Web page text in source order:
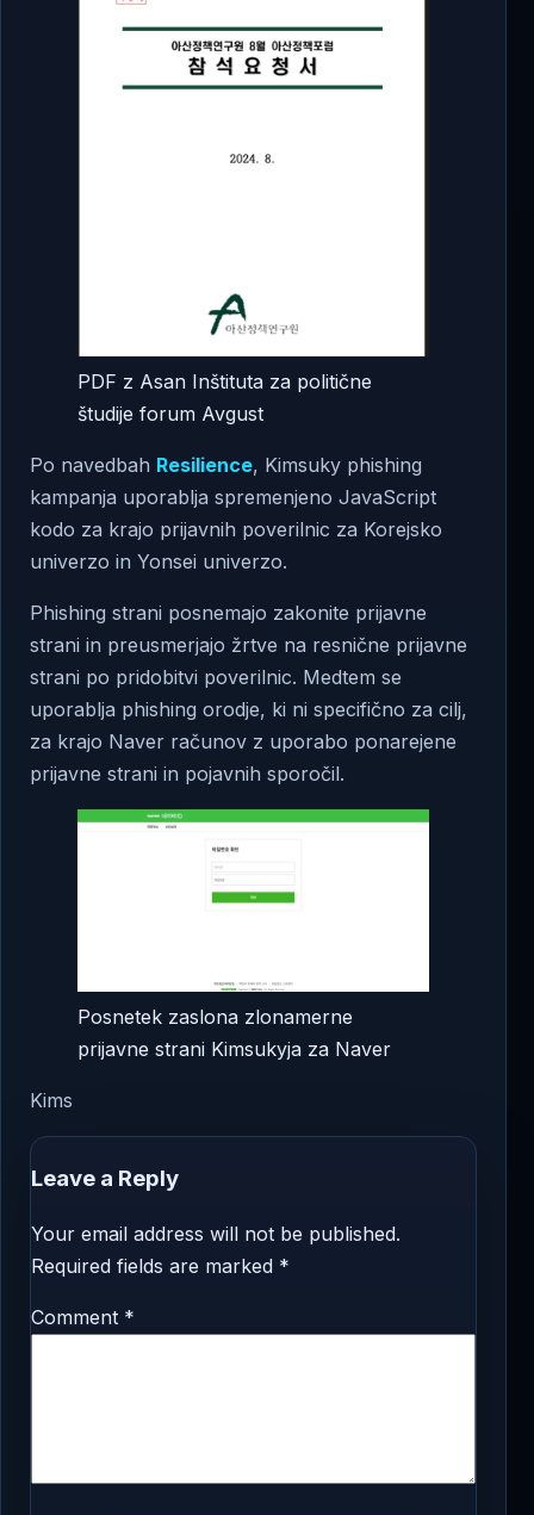
PDF z Asan Inštituta za politične
študije forum Avgust
Po navedbah Resilience, Kimsuky phishing
kampanja uporablja spremenjeno JavaScript
kodo za krajo prijavnih poverilnic za Korejsko
univerzo in Yonsei univerzo.
Phishing strani posnemajo zakonite prijavne
strani in preusmerjajo žrtve na resnične prijavne
strani po pridobitvi poverilnic. Medtem se
uporablja phishing orodje, ki ni specifično za cilj,
za krajo Naver računov z uporabo ponarejene
prijavne strani in pojavnih sporočil.
Posnetek zaslona zlonamerne
prijavne strani Kimsukyja za Naver
Kims
Leave a Reply
Your email address will not be published.
Required fields are marked *
Comment *